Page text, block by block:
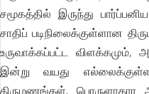
சமூகத்தில் இருந்து
சாதிப் படிநிலைக்குள்ளான
உருவாக்கப்பட்ட விளக்கமும்,
இன்று வயது
திருமணங்கள், பொருளாதார